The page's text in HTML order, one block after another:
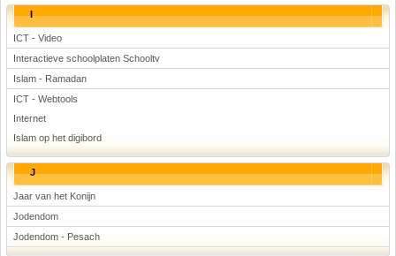
I
ICT - Video
Interactieve schoolplaten Schooltv
Islam - Ramadan
ICT - Webtools
Internet
Islam op het digibord
J
Jaar van het Konijn
Jodendom
Jodendom - Pesach